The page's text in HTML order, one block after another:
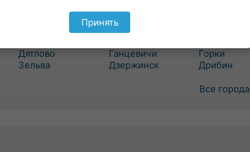
Дятлово
Зельва
Борисов
Вилейка
Ганцевичи
Дзержинск
Горки
Дрибин
Все города
Принять